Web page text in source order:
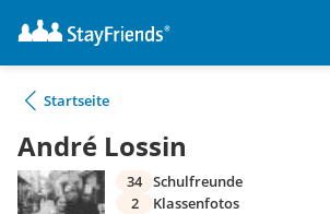
Startseite
André Lossin
34 Schulfreunde
2
Klassenfotos